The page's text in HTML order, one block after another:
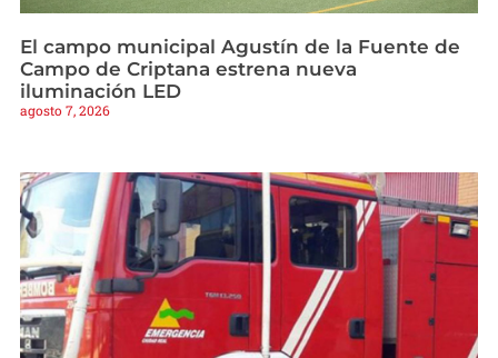
El campo municipal Agustín de la Fuente de
Campo de Criptana estrena nueva
iluminación LED
agosto 7, 2026